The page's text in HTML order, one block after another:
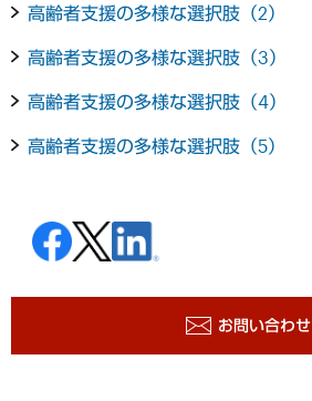
高齢者支援の多様な選択肢（2）
高齢者支援の多様な選択肢（3）
高齢者支援の多様な選択肢（4）
高齢者支援の多様な選択肢（5）
お問い合わせ